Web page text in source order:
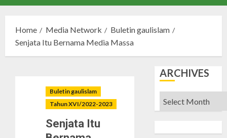
Menu
Home Media Network
Buletin gaulislam
Senjata Itu Bernama Media Massa
Buletin gaulislam
Tahun XVI/2022-2023
Senjata Itu
ARCHIVES
Archives